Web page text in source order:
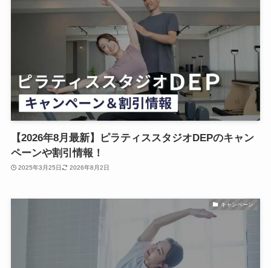
【2026年8月最新】ピラティススタジオDEPのキャン
ペーンや割引情報！
2025年3月25日 2026年8月2日
キャンペーン